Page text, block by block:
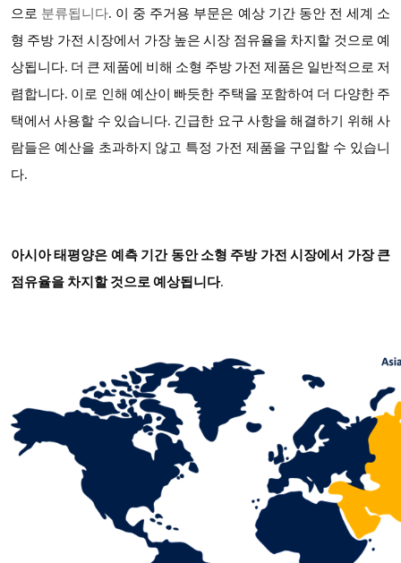
으로 분류됩니다. 이 중 주거용 부문은 예상 기간 동안 전 세계 소
형 주방 가전 시장에서 가장 높은 시장 점유율을 차지할 것으로 예
상됩니다. 더 큰 제품에 비해 소형 주방 가전 제품은 일반적으로 저
렴합니다. 이로 인해 예산이 빠듯한 주택을 포함하여 더 다양한 주
택에서 사용할 수 있습니다. 긴급한 요구 사항을 해결하기 위해 사
람들은 예산을 초과하지 않고 특정 가전 제품을 구입할 수 있습니
다.
아시아 태평양은 예측 기간 동안 소형 주방 가전 시장에서 가장 큰
점유율을 차지할 것으로 예상됩니다.